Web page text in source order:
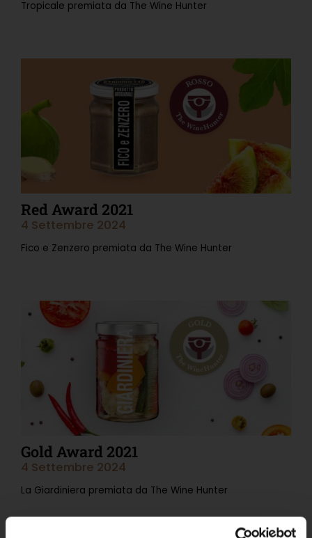
Tropicale premiata da The Wine Hunter
Red Award 2021
4 Settembre 2024
Fico e Zenzero premiata da The Wine Hunter
Gold Award 2021
4 Settembre 2024
La Giardiniera premiata da The Wine Hunter